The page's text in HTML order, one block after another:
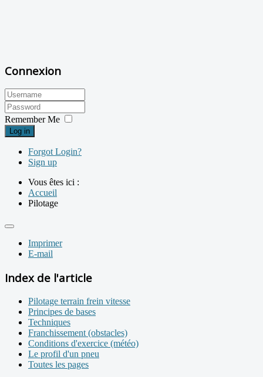
Connexion
Remember Me
Log in
Forgot Login?
Sign up
Vous êtes ici :
Accueil
Pilotage
Imprimer
E-mail
Index de l'article
Pilotage terrain frein vitesse
Principes de bases
Techniques
Franchissement (obstacles)
Conditions d'exercice (météo)
Le profil d'un pneu
Toutes les pages